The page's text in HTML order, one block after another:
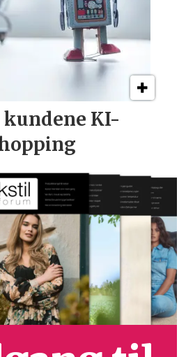
kundene KI-